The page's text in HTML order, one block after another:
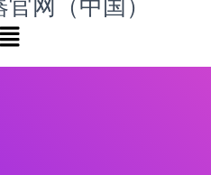
网（中国）